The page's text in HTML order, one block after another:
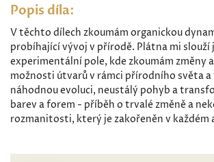
Popis díla:
V těchto dílech zkoumám organickou
probíhající vývoj v přírodě. Plátna mi slouží
experimentální pole, kde zkoumám změny
možnosti útvarů v rámci přírodního světa a
náhodnou evoluci, neustálý pohyb a
barev a forem - příběh o trvalé změně a
rozmanitosti, který je zakořeněn v každém